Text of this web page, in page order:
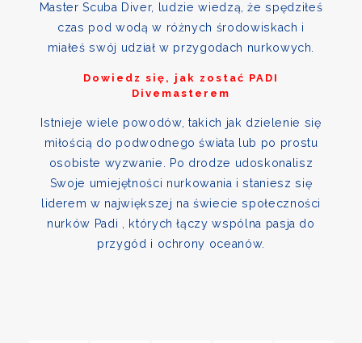
Master Scuba Diver, ludzie wiedzą, że spędziłeś
czas pod wodą w różnych środowiskach i
miałeś swój udział w przygodach nurkowych.
Dowiedz się, jak zostać PADI
Divemasterem
Istnieje wiele powodów, takich jak dzielenie się
miłością do podwodnego świata lub po prostu
osobiste wyzwanie. Po drodze udoskonalisz
Swoje umiejętności nurkowania i staniesz się
liderem w największej na świecie społeczności
nurków Padi , których łączy wspólna pasja do
przygód i ochrony oceanów.